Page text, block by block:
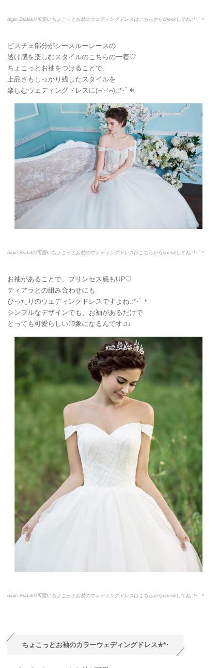
digio Bridalの可愛いちょこっとお袖のウェディングドレスはこちらからcheckしてね.:*･ﾟ＊
ビスチェ部分がシースルーレースの
透け感を楽しむスタイルのこちらの一着♡
ちょこっとお袖をつけることで、
上品さもしっかり残したスタイルを
楽しむウェディングドレスに(⑅ˊᵕˋ⑅).:*･ﾟ＊
digio Bridalの可愛いちょこっとお袖のウェディングドレスはこちらからcheckしてね.:*･ﾟ＊
お袖があることで、プリンセス感もUP♡
ティアラとの組み合わせにも
ぴったりのウェディングドレスですよね.:*･ﾟ＊
シンプルなデザインでも、お袖があるだけで
とっても可愛らしい印象になるんです♫♩
digio Bridalの可愛いちょこっとお袖のウェディングドレスはこちらからcheckしてね.:*･ﾟ＊
ちょこっとお袖のカラーウェディングドレス✯*･